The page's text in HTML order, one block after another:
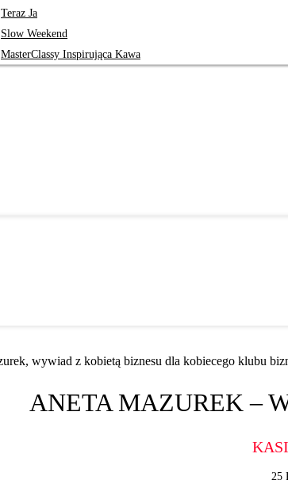
Teraz Ja
Slow Weekend
MasterClassy Inspirująca Kawa
ANETA MAZUREK –
25